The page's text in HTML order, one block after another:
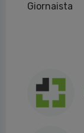
Giornaista